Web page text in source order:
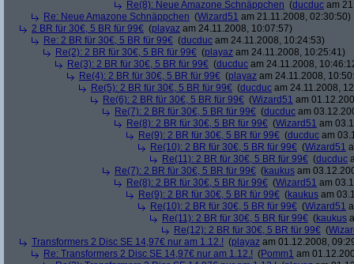
Re(8): Neue Amazone Schnäppchen (ducduc am
Re: Neue Amazone Schnäppchen (Wizard51 am 21.11.2008, 02:30:50)
2 BR für 30€, 5 BR für 99€ (playaz am 24.11.2008, 10:07:57)
Re: 2 BR für 30€, 5 BR für 99€ (ducduc am 24.11.2008, 10:24:53)
Re(2): 2 BR für 30€, 5 BR für 99€ (playaz am 24.11.2008, 10:25:41)
Re(3): 2 BR für 30€, 5 BR für 99€ (ducduc am 24.11.2008,
Re(4): 2 BR für 30€, 5 BR für 99€ (playaz am 24.11.2008,
Re(5): 2 BR für 30€, 5 BR für 99€ (ducduc am 24.11.2008,
Re(6): 2 BR für 30€, 5 BR für 99€ (Wizard51 am
Re(7): 2 BR für 30€, 5 BR für 99€ (ducduc am
Re(8): 2 BR für 30€, 5 BR für 99€ (Wizard51 am
Re(9): 2 BR für 30€, 5 BR für 99€ (ducduc am
Re(10): 2 BR für 30€, 5 BR für 99€ (Wizard51
Re(11): 2 BR für 30€, 5 BR für 99€ (ducduc
Re(7): 2 BR für 30€, 5 BR für 99€ (kaukus am
Re(8): 2 BR für 30€, 5 BR für 99€ (Wizard51 am
Re(9): 2 BR für 30€, 5 BR für 99€ (kaukus am
Re(10): 2 BR für 30€, 5 BR für 99€ (Wizard51
Re(11): 2 BR für 30€, 5 BR für 99€ (kaukus
Re(12): 2 BR für 30€, 5 BR für 99€ (
Transformers 2 Disc SE 14,97€ nur am 1.12.! (playaz am 01.12.2008,
Re: Transformers 2 Disc SE 14,97€ nur am 1.12.! (Pomm1 am